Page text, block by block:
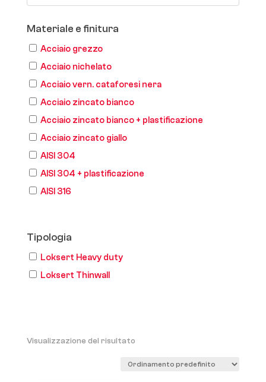
Materiale e finitura
Acciaio grezzo
Acciaio nichelato
Acciaio vern. cataforesi nera
Acciaio zincato bianco
Acciaio zincato bianco + plastificazione
Acciaio zincato giallo
AISI 304
AISI 304 + plastificazione
AISI 316
Tipologia
Loksert Heavy duty
Loksert Thinwall
Visualizzazione del risultato